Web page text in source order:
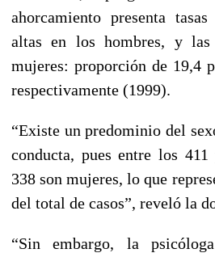
ahorcamiento presenta
altas en los hombres, y las
mujeres: proporción de 19,4
respectivamente (1999).
“Existe un predominio del
conducta, pues entre los 411
338 son mujeres, lo que
del total de casos”, reveló la
“Sin embargo, la